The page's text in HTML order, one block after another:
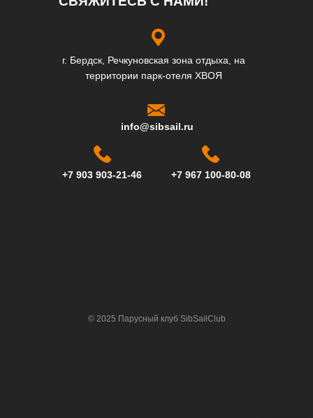
г. Бердск, Речкуновская зона отдыха, на
территории парк-отеля ХВОЯ
info@sibsail.ru
+7 967 100-80-08
+7 903 903-21-46
© 2025 Парусный клуб SibSailClub